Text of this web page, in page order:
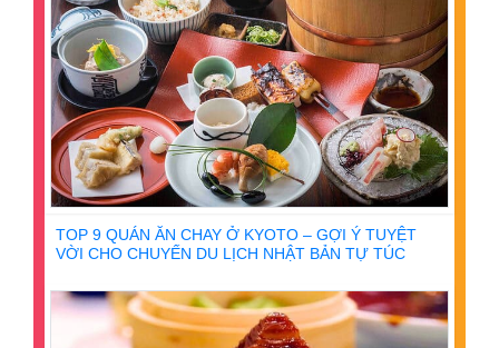
TOP 9 QUÁN ĂN CHAY Ở KYOTO – GỢI Ý TUYỆT
VỜI CHO CHUYẾN DU LỊCH NHẬT BẢN TỰ TÚC